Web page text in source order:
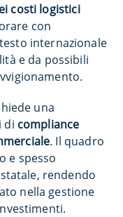
costi logistici
con
internazionale
e da possibili
una
di compliance
. Il quadro
e spesso
rendendo
nella gestione